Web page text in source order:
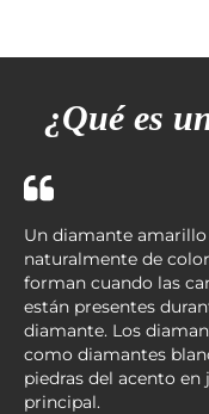
¿Qué es
Un diamante
naturalmente de
forman cuando las
están presentes
diamante. Los
como diamantes
piedras del acento en
principal.